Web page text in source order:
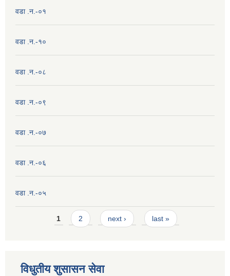
वडा .न.-०१
वडा .न.-१०
वडा .न.-०८
वडा .न.-०९
वडा .न.-०७
वडा .न.-०६
वडा .न.-०५
Pages1 2 next › last »
विधुतीय शुसासन सेवा